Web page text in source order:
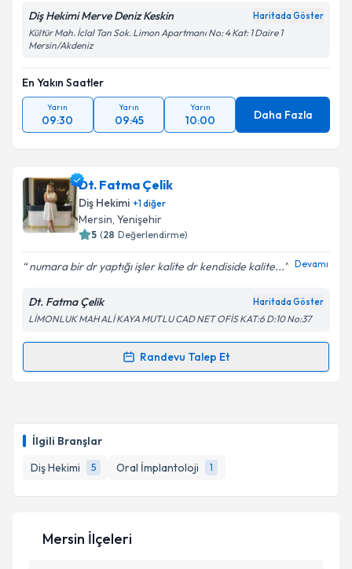
İlgili Branşlar
Diş Hekimi
5 Oral İmplantoloji 1
Diş Hekimi Merve Deniz Keskin Haritada Göster
Kültür Mah. İclal Tan Sok. Limon Apartmanı No: 4 Kat: 1 Daire 1
Mersin/Akdeniz
En Yakın Saatler
Yarın
09:30
Yarın
09:45
Yarın
10:00 Daha Fazla
Dt. Fatma Çelik
Diş Hekimi +1diğer
Mersin, Yenişehir
5 (28 Değerlendirme)
numara bir dr yaptığı işler kalite dr kendiside kalite... Devamı
Dt. Fatma Çelik Haritada Göster
LİMONLUK MAH ALİ KAYA MUTLU CAD NET OFİS KAT:6 D:10 No:37
Randevu Talep Et
Randevu Takvimi Talebi
hazırlandığında e-posta ile bilgilendireceğiz.
E-posta Adresiniz
Mersin İlçeleri